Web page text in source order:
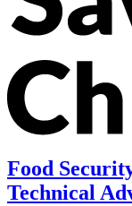
Food
Technical